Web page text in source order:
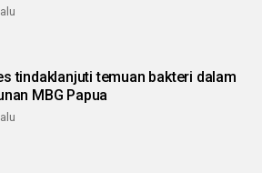
tindaklanjuti temuan bakteri dalam
MBG Papua